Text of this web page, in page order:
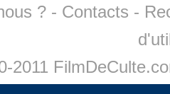
? - Contacts -
2011